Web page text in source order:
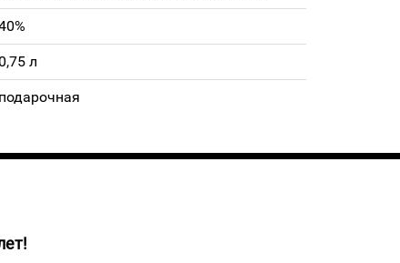
л
подарочная
тонкость медовых ноток и